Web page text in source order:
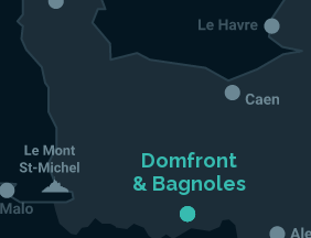
Domfront
& Bagnoles